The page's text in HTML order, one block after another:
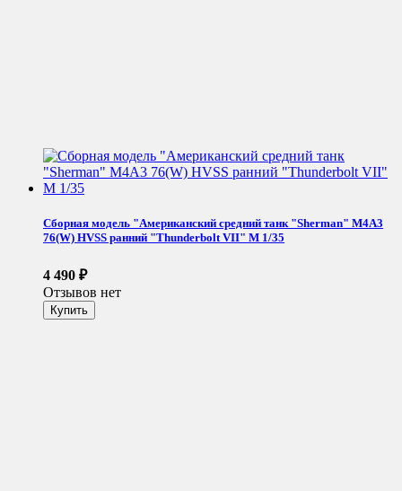
Сборная модель "Американский средний танк "Sherman" M4A3
76(W) HVSS ранний "Thunderbolt VII" М 1/35
4 490 ₽
Отзывов нет